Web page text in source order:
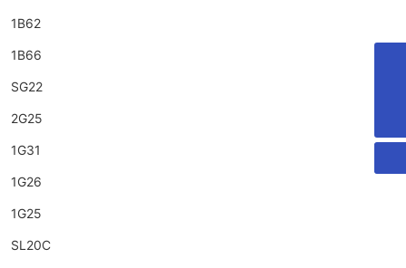
1B62
1B66
SG22
2G25
1G31
1G26
1G25
SL20C